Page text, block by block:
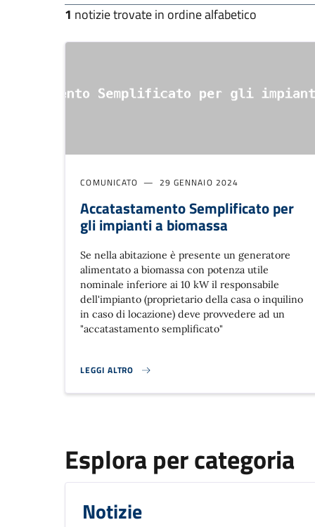
1 notizie trovate in ordine alfabetico
COMUNICATO 29 GENNAIO 2024
Accatastamento Semplificato per
gli impianti a biomassa
Se nella abitazione è presente un generatore
alimentato a biomassa con potenza utile
nominale inferiore ai 10 kW il responsabile
dell'impianto (proprietario della casa o inquilino
in caso di locazione) deve provvedere ad un
"accatastamento semplificato"
LEGGI ALTRO
ACCATASTAMENTO SEMPLIFICATO PER GLI IMPIANTI A
Esplora per categoria
Notizie